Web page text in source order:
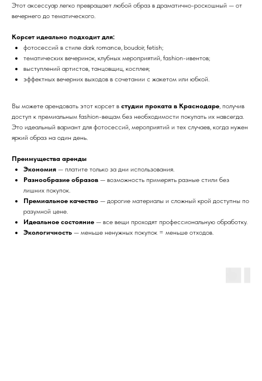
Этот аксессуар легко превращает любой образ в драматично-роскошный — от
вечернего до тематического.
Корсет идеально подходит для:
фотосессий в стиле dark romance, boudoir, fetish;
тематических вечеринок, клубных мероприятий, fashion-ивентов;
выступлений артистов, танцовщиц, косплея;
эффектных вечерних выходов в сочетании с жакетом или юбкой.
Вы можете арендовать этот корсет в студии проката в Краснодаре, получив
доступ к премиальным fashion-вещам без необходимости покупать их навсегда.
Это идеальный вариант для фотосессий, мероприятий и тех случаев, когда нужен
яркий образ на один день.
Преимущества аренды
Экономия — платите только за дни использования.
Разнообразие образов — возможность примерять разные стили без
лишних покупок.
Премиальное качество — дорогие материалы и сложный крой доступны по
разумной цене.
Идеальное состояние — все вещи проходят профессиональную обработку.
Экологичность — меньше ненужных покупок = меньше отходов.